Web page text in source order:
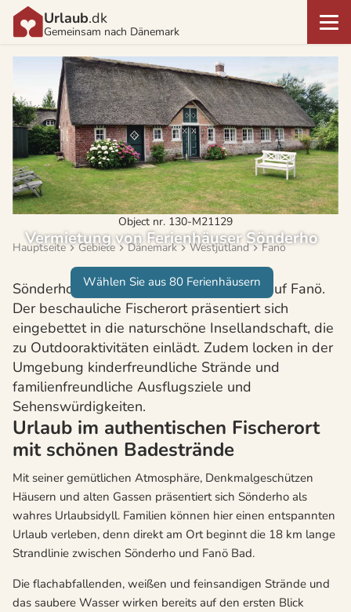
Urlaub.dk
Gemeinsam nach Dänemark
Object nr. 130-M21129
Vermietung von Ferienhäuser Sönderho
Wählen Sie aus 80 Ferienhäusern
Hauptseite Gebiete Dänemark Westjütland Fanö
Sönderho zählt zu den schönsten Orten auf Fanö.
Der beschauliche Fischerort präsentiert sich
eingebettet in die naturschöne Insellandschaft, die
zu Outdooraktivitäten einlädt. Zudem locken in der
Umgebung kinderfreundliche Strände und
familienfreundliche Ausflugsziele und
Sehenswürdigkeiten.
Urlaub im authentischen Fischerort
mit schönen Badestrände
Mit seiner gemütlichen Atmosphäre, Denkmalgeschützen
Häusern und alten Gassen präsentiert sich Sönderho als
wahres Urlaubsidyll. Familien können hier einen entspannten
Urlaub verleben, denn direkt am Ort beginnt die 18 km lange
Strandlinie zwischen Sönderho und Fanö Bad.
Die flachabfallenden, weißen und feinsandigen Strände und
das saubere Wasser wirken bereits auf den ersten Blick